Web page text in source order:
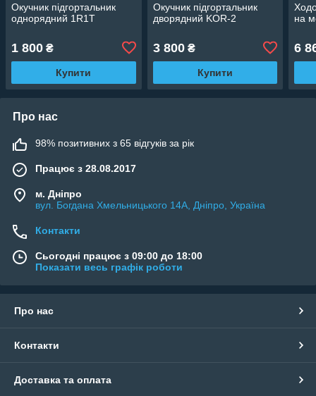
Окучник підгортальник
однорядний 1R1T
1 800 ₴
Купити
Окучник підгортальник
дворядний KOR-2
3 800₴
Купити
на
6
Про нас
98% позитивних з 65 відгуків за рік
Працює з 28.08.2017
м. Дніпро
вул. Богдана Хмельницького 14А, Дніпро, Україна
Контакти
Сьогодні працює з 09:00 до 18:00
Показати весь графік роботи
Про нас
Контакти
Доставка та оплата